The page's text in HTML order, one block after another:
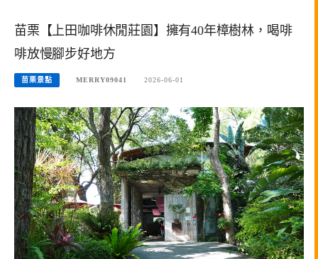
苗栗【上田咖啡休閒莊園】擁有40年樟樹林，喝啡
啡放慢腳步好地方
苗栗景點 MERRY09041 2026-06-01